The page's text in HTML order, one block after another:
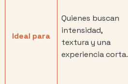
Ideal para
Quienes buscan
intensidad,
textura y una
experiencia corta.